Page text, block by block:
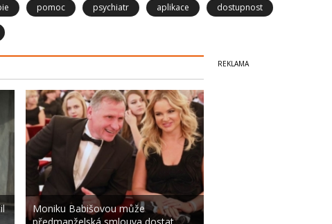
pomoc psychiatr aplikace dostupnost
Moniku Babišovou může